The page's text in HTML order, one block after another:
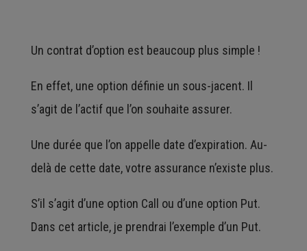
Un contrat d’option est beaucoup plus simple !
En effet, une option définie un sous-jacent. Il
s’agit de l’actif que l’on souhaite assurer.
Une durée que l’on appelle date d’expiration. Au-
delà de cette date, votre assurance n’existe plus.
S’il s’agit d’une option Call ou d’une option Put.
Dans cet article, je prendrai l’exemple d’un Put.